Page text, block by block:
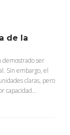
de la
demostrado ser
Sin embargo, el
claras, pero
capacidad...